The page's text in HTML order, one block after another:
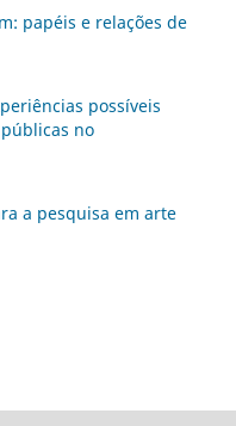
papéis e relações de
possíveis
no
a pesquisa em arte